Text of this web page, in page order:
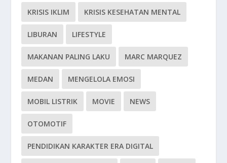
KRISIS IKLIM KRISIS KESEHATAN MENTAL
LIBURAN LIFESTYLE
MAKANAN PALING LAKU MARC MARQUEZ
MEDAN MENGELOLA EMOSI
MOBIL LISTRIK MOVIE NEWS
OTOMOTIF
PENDIDIKAN KARAKTER ERA DIGITAL